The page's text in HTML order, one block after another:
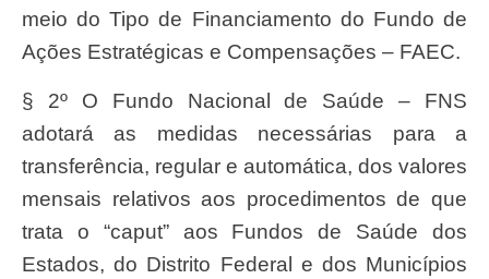
meio do Tipo de Financiamento do Fundo de
Ações Estratégicas e Compensações – FAEC.
§ 2º O Fundo Nacional de Saúde – FNS
adotará as medidas necessárias para a
transferência, regular e automática, dos valores
mensais relativos aos procedimentos de que
trata o “caput” aos Fundos de Saúde dos
Estados, do Distrito Federal e dos Municípios